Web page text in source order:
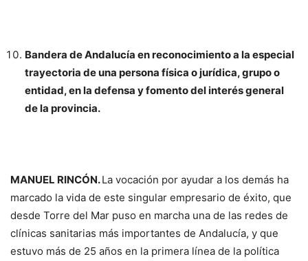
Bandera de Andalucía en reconocimiento a la especial
trayectoria de una persona física o jurídica, grupo o
entidad, en la defensa y fomento del interés general
de la provincia.
MANUEL RINCÓN.La vocación por ayudar a los demás ha
marcado la vida de este singular empresario de éxito, que
desde Torre del Mar puso en marcha una de las redes de
clínicas sanitarias más importantes de Andalucía, y que
estuvo más de 25 años en la primera línea de la política